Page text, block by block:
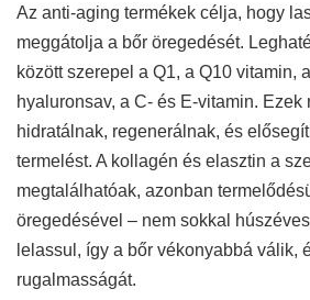
Az anti-aging termékek célja, hogy
meggátolja a bőr öregedését.
között szerepel a Q1, a Q10 vitamin,
hyaluronsav, a C- és E-vitamin. Ezek
hidratálnak, regenerálnak, és
termelést. A kollagén és elasztin a
megtalálhatóak, azonban
öregedésével – nem sokkal
lelassul, így a bőr vékonyabbá válik,
rugalmasságát.